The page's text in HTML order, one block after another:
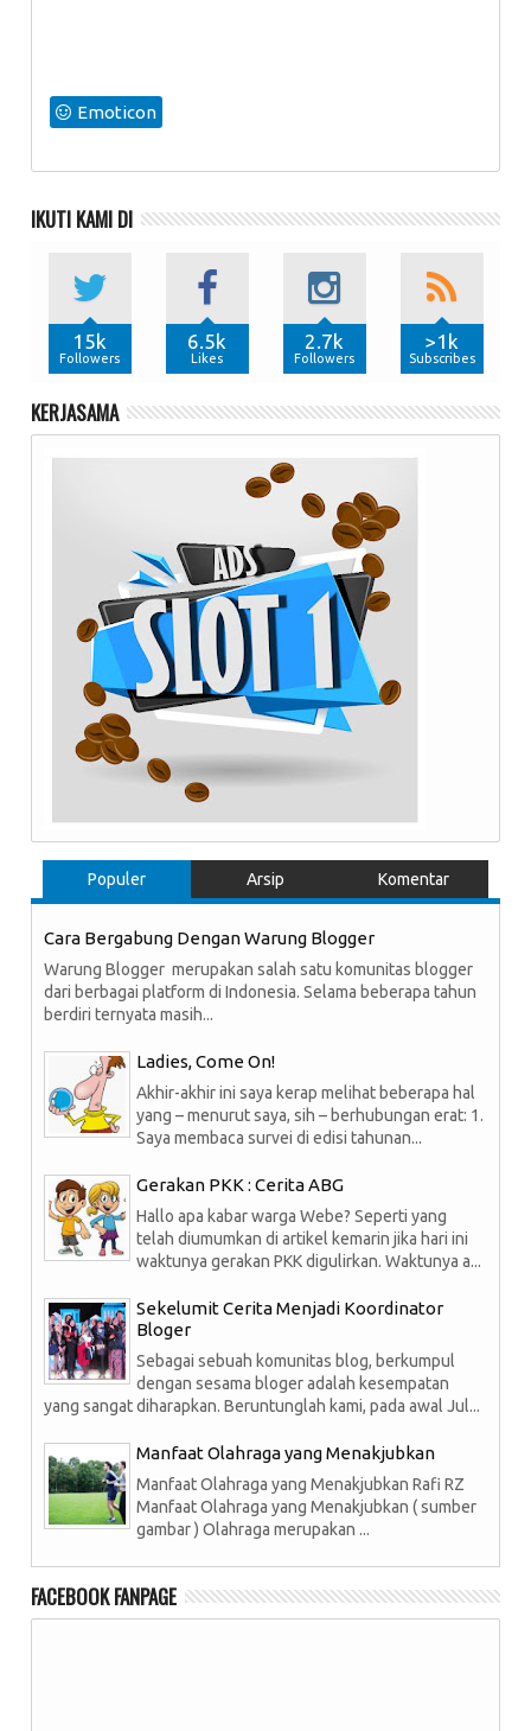
Emoticon
IKUTI KAMI DI
15k
Followers
6.5k
Likes
2.7k
Followers
>1k
Subscribes
KERJASAMA
Populer Arsip Komentar
Cara Bergabung Dengan Warung Blogger
Warung Blogger merupakan salah satu komunitas blogger
dari berbagai platform di Indonesia. Selama beberapa tahun
berdiri ternyata masih...
Ladies, Come On!
Akhir-akhir ini saya kerap melihat beberapa hal
yang – menurut saya, sih – berhubungan erat: 1.
Saya membaca survei di edisi tahunan...
Gerakan PKK : Cerita ABG
Hallo apa kabar warga Webe? Seperti yang
telah diumumkan di artikel kemarin jika hari ini
waktunya gerakan PKK digulirkan. Waktunya a...
Sekelumit Cerita Menjadi Koordinator
Bloger
Sebagai sebuah komunitas blog, berkumpul
dengan sesama bloger adalah kesempatan
yang sangat diharapkan. Beruntunglah kami, pada awal Jul...
Manfaat Olahraga yang Menakjubkan
Manfaat Olahraga yang Menakjubkan Rafi RZ
Manfaat Olahraga yang Menakjubkan ( sumber
gambar ) Olahraga merupakan ...
FACEBOOK FANPAGE